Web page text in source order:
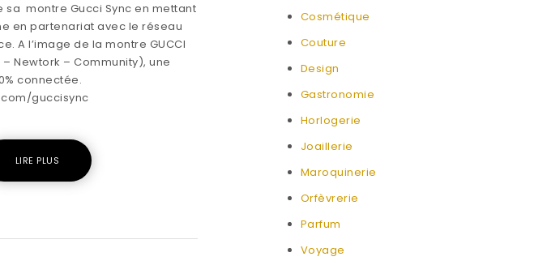
sa montre Gucci Sync en mettant
en partenariat avec le réseau
A l’image de la montre GUCCI
– Newtork – Community), une
connectée.
guccisync
LIRE PLUS
Cosmétique
Couture
Design
Gastronomie
Horlogerie
Joaillerie
Maroquinerie
Orfèvrerie
Parfum
Voyage